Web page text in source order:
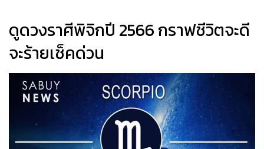
ดูดวงราศีพิจิกปี 2566 กราฟชีวิตจะดี
จะร้ายเช็คด่วน